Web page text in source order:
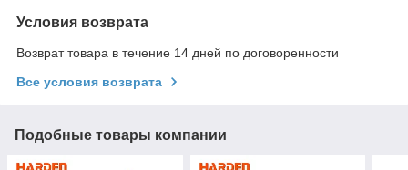
Условия возврата
Возврат товара в течение 14 дней по договоренности
Все условия возврата
Подобные товары компании